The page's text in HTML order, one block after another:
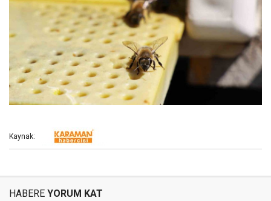
Kaynak:
HABERE YORUM KAT